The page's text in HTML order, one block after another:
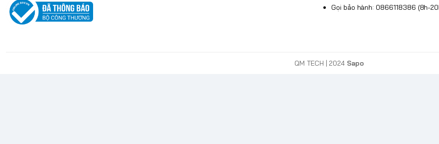
hưởng khả năng điều khiển dễ dàng và cảm giác thoải mái lâu dài, ngay cả khi chơi kéo dài.
Gọi bảo hành: 0866118386 (8h-
QM TECH | 2024 Sapo